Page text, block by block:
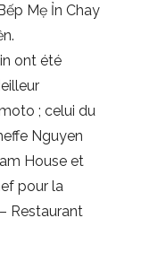
Mẹ Ỉn Chay
ont été
; celui du
Nguyen
House et
pour la
Restaurant